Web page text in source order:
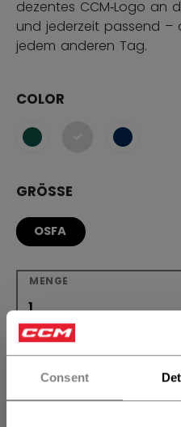
Consent
dezentes CCM‑Logo an
und jederzeit passend –
jedem anderen Tag.
COLOR
ausgewählt
GRÖSSE
OSFA
MENGE
IN DEN WARENKORB